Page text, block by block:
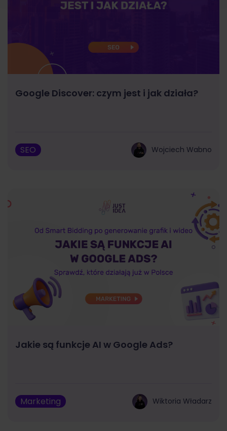
Google Discover: czym jest i jak działa?
SEO Wojciech Wabno
Jakie są funkcje AI w Google Ads?
Marketing Wiktoria Władarz